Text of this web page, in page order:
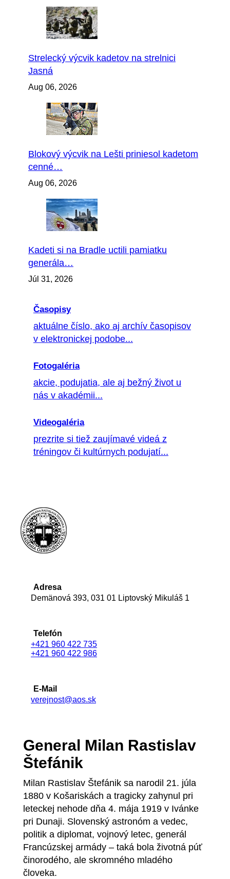
Strelecký výcvik kadetov na strelnici
Jasná
Aug 06, 2026
Blokový výcvik na Lešti priniesol kadetom
cenné…
Aug 06, 2026
Kadeti si na Bradle uctili pamiatku
generála…
Júl 31, 2026
Časopisy
aktuálne číslo, ako aj archív časopisov
v elektronickej podobe...
Fotogaléria
akcie, podujatia, ale aj bežný život u
nás v akadémii...
Videogaléria
prezrite si tiež zaujímavé videá z
tréningov či kultúrnych podujatí...
Adresa
Demänová 393, 031 01 Liptovský Mikuláš 1
Telefón
+421 960 422 735
+421 960 422 986
E-Mail
verejnost@aos.sk
General Milan Rastislav
Štefánik
Milan Rastislav Štefánik sa narodil 21. júla
1880 v Košariskách a tragicky zahynul pri
leteckej nehode dňa 4. mája 1919 v Ivánke
pri Dunaji. Slovenský astronóm a vedec,
politik a diplomat, vojnový letec, generál
Francúzskej armády – taká bola životná púť
činorodého, ale skromného mladého
človeka.